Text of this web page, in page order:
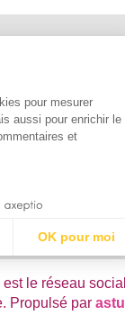
pour mesurer
aussi pour enrichir le
et
OK pour moi
:le réseau
Propulsé par